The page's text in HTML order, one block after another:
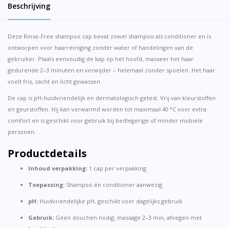
Beschrijving
Deze Rinse-Free shampoo cap bevat zowel shampoo als conditioner en is
ontworpen voor haarreiniging zonder water of handelingen van de
gebruiker. Plaats eenvoudig de kap op het hoofd, masseer het haar
gedurende 2–3 minuten en verwijder – helemaal zonder spoelen. Het haar
voelt fris, zacht en licht gewassen.
De cap is pH-huidvriendelijk en dermatologisch getest. Vrij van kleurstoffen
en geurstoffen. Hij kan verwarmd worden tot maximaal 40 °C voor extra
comfort en is geschikt voor gebruik bij bedlegerige of minder mobiele
personen.
Productdetails
Inhoud verpakking: 1 cap per verpakking
Toepassing: Shampoo én conditioner aanwezig
pH: Huidvriendelijke pH, geschikt voor dagelijks gebruik
Gebruik: Geen douchen nodig; massage 2–3 min, afvegen met